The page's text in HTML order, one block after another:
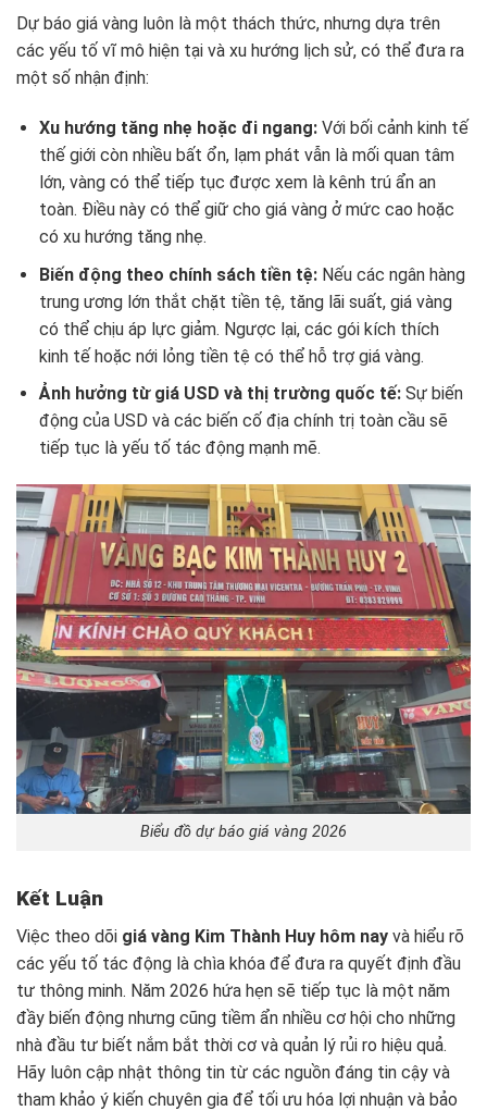
Dự báo giá vàng luôn là một thách thức, nhưng dựa trên
các yếu tố vĩ mô hiện tại và xu hướng lịch sử, có thể đưa ra
một số nhận định:
Xu hướng tăng nhẹ hoặc đi ngang:Với bối cảnh kinh tế
thế giới còn nhiều bất ổn, lạm phát vẫn là mối quan tâm
lớn, vàng có thể tiếp tục được xem là kênh trú ẩn an
toàn. Điều này có thể giữ cho giá vàng ở mức cao hoặc
có xu hướng tăng nhẹ.
Biến động theo chính sách tiền tệ:Nếu các ngân hàng
trung ương lớn thắt chặt tiền tệ, tăng lãi suất, giá vàng
có thể chịu áp lực giảm. Ngược lại, các gói kích thích
kinh tế hoặc nới lỏng tiền tệ có thể hỗ trợ giá vàng.
Ảnh hưởng từ giá USD và thị trường quốc tế:Sự biến
động của USD và các biến cố địa chính trị toàn cầu sẽ
tiếp tục là yếu tố tác động mạnh mẽ.
Biểu đồ dự báo giá vàng 2026
Kết Luận
Việc theo dõi giá vàng Kim Thành Huy hôm nay và hiểu rõ
các yếu tố tác động là chìa khóa để đưa ra quyết định đầu
tư thông minh. Năm 2026 hứa hẹn sẽ tiếp tục là một năm
đầy biến động nhưng cũng tiềm ẩn nhiều cơ hội cho những
nhà đầu tư biết nắm bắt thời cơ và quản lý rủi ro hiệu quả.
Hãy luôn cập nhật thông tin từ các nguồn đáng tin cậy và
tham khảo ý kiến chuyên gia để tối ưu hóa lợi nhuận và bảo